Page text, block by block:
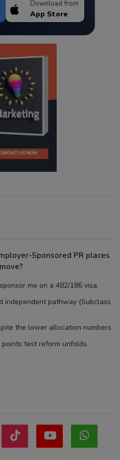
Download from
App Store
Sponsored PR places
me on a 482/186 visa.
independent pathway (Subclass
the lower allocation numbers.
test reform unfolds.